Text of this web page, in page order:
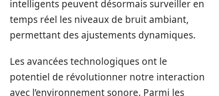
intelligents peuvent désormais surveiller en
temps réel les niveaux de bruit ambiant,
permettant des ajustements dynamiques.
Les avancées technologiques ont le
potentiel de révolutionner notre interaction
avec l’environnement sonore. Parmi les